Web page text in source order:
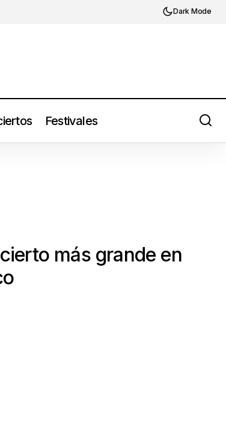
Dark Mode
Festivales
más grande en